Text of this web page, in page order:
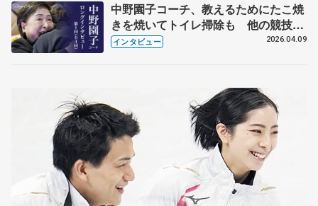
中野園子コーチ、教えるためにたこ焼
きを焼いてトイレ掃除も 他の競技に
も通用するという坂本花織の筋肉
インタビュー 2026.04.09